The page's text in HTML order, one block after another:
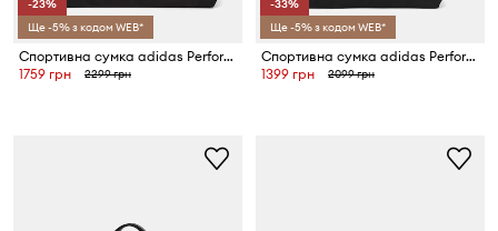
-23%
Ще -5% з кодом WEB*
Спортивна сумка adidas Performance Tiro
1759 грн
2299 грн
-33%
Ще -5% з кодом WEB*
Спортивна сумка adidas Performance Tiro
1399 грн
2099 грн